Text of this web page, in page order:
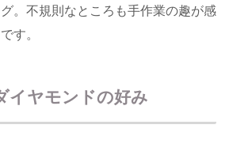
。不規則なところも手作業の趣が感
す。
ヤモンドの好み